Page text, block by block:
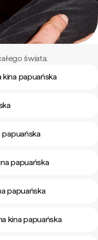
świata.
papuańska
papuańska
papuańska
kina papuańska